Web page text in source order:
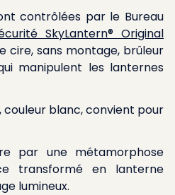
contrôlées par le Bureau
SkyLantern® Original
cire, sans montage, brûleur
manipulent les lanternes
blanc, convient pour
par une métamorphose
transformé en lanterne
lumineux.